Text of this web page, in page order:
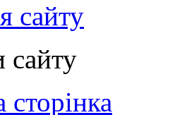
сайту
сайту
сторінка